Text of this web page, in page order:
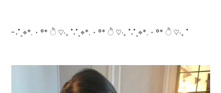
-˖˚˳⌖*.・°* ੈ ♡‧₊ ˚˖˚˳⌖*.・°* ੈ ♡‧₊ ˚˖˚˳⌖*.・°* ੈ ♡‧₊ ˚